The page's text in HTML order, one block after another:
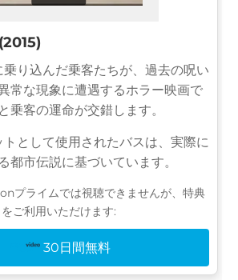
り込んだ乗客たちが、過去の呪い
常な現象に遭遇するホラー映画で
乗客の運命が交錯します。
として使用されたバスは、実際に
都市伝説に基づいています。
プライムでは視聴できませんが、特典
をご利用いただけます:
30日間無料